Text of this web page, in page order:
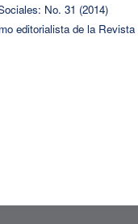
No. 31 (2014)
editorialista de la